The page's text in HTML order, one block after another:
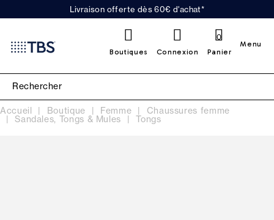
Livraison offerte dès 60€ d'achat*
Boutiques Connexion Panier
0
Menu
Accueil Boutique Femme Chaussures femme
Sandales, Tongs & Mules Tongs